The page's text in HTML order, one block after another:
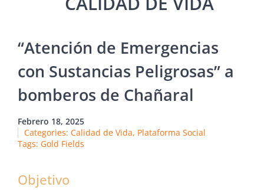
“Atención de Emergencias
con Sustancias Peligrosas” a
bomberos de Chañaral
Febrero 18, 2025
Categories: Calidad de Vida, Plataforma Social
Tags: Gold Fields
Objetivo